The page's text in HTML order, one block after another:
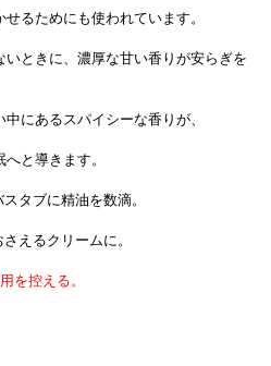
るためにも使われています。
ときに、濃厚な甘い香りが安らぎを
にあるスパイシーな香りが、
と導きます。
タブに精油を数滴。
えるクリームに。
を控える。